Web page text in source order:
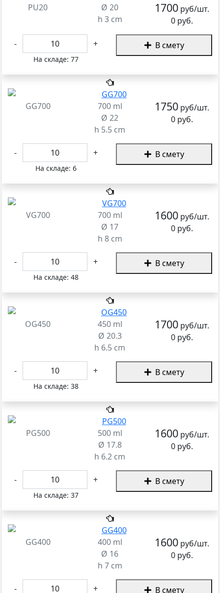
PU20
Ø 20
h 3 cm
1700 руб/шт.
0 руб.
- +
На складе: 77
В смету
GG700
700 ml
Ø 22
h 5.5 cm
1750 руб/шт.
0 руб.
- +
На складе: 6
В смету
VG700
700 ml
Ø 17
h 8 cm
1600 руб/шт.
0 руб.
- +
На складе: 48
В смету
OG450
450 ml
Ø 20.3
h 6.5 cm
1700 руб/шт.
0 руб.
- +
На складе: 38
В смету
PG500
500 ml
Ø 17.8
h 6.2 cm
1600 руб/шт.
0 руб.
- +
На складе: 37
В смету
GG400
400 ml
Ø 16
h 7 cm
1600 руб/шт.
0 руб.
- + В смету